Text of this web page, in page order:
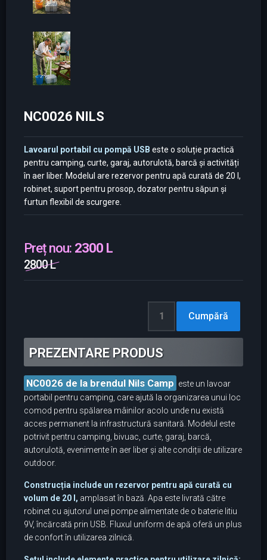
NC0026 NILS
Lavoarul portabil cu pompă USB este o soluție practică
pentru camping, curte, garaj, autorulotă, barcă și activități
în aer liber. Modelul are rezervor pentru apă curată de 20 l,
robinet, suport pentru prosop, dozator pentru săpun și
furtun flexibil de scurgere.
Preț nou: 2300 L
2800 L
PREZENTARE PRODUS
NC0026 de la brendul Nils Camp este un lavoar
portabil pentru camping, care ajută la organizarea unui loc
comod pentru spălarea mâinilor acolo unde nu există
acces permanent la infrastructură sanitară. Modelul este
potrivit pentru camping, bivuac, curte, garaj, barcă,
autorulotă, evenimente în aer liber și alte condiții de utilizare
outdoor.
Construcția include un rezervor pentru apă curată cu
volum de 20 l, amplasat în bază. Apa este livrată către
robinet cu ajutorul unei pompe alimentate de o baterie litiu
9V, încărcată prin USB. Fluxul uniform de apă oferă un plus
de confort în utilizarea zilnică.